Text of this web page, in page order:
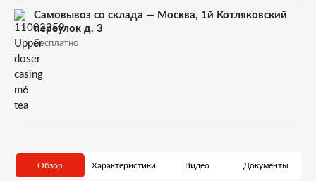
Самовывоз со склада — Москва, 1й Котляковский
переулок д. 3
Бесплатно
Обзор Характеристики Видео Документы